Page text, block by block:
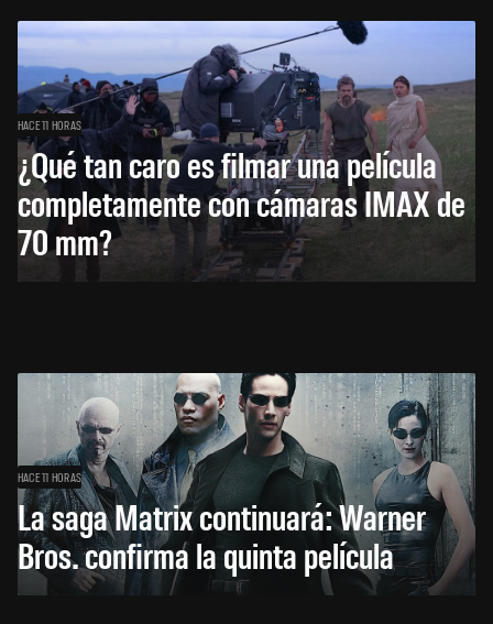
HACE 11 HORAS
¿Qué tan caro es filmar una película
completamente con cámaras IMAX de
70 mm?
HACE 11 HORAS
La saga Matrix continuará: Warner
Bros. confirma la quinta película